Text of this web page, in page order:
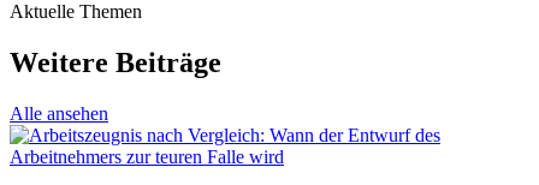
Aktuelle Themen
Weitere Beiträge
Alle ansehen